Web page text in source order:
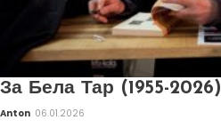
За Бела Тар (1955-2026)
Anton 06.01.2026